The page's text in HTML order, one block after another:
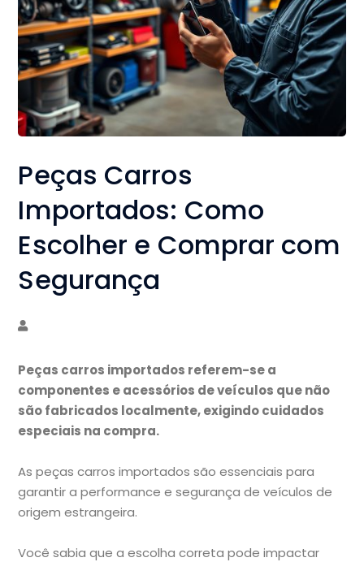
Peças Carros
Importados: Como
Escolher e Comprar com
Segurança
Peças carros importados referem-se a
componentes e acessórios de veículos que não
são fabricados localmente, exigindo cuidados
especiais na compra.
As peças carros importados são essenciais para
garantir a performance e segurança de veículos de
origem estrangeira.
Você sabia que a escolha correta pode impactar